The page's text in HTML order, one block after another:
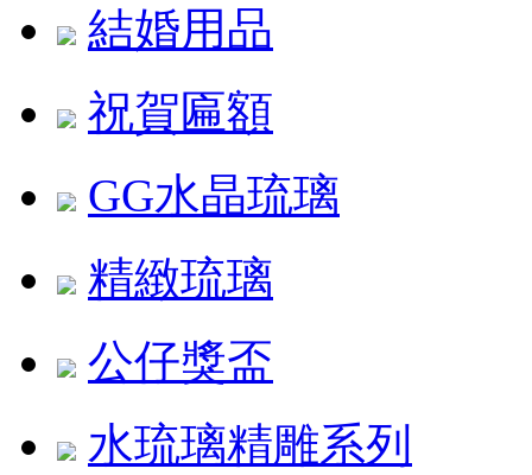
結婚用品
祝賀匾額
GG水晶琉璃
精緻琉璃
公仔獎盃
水琉璃精雕系列